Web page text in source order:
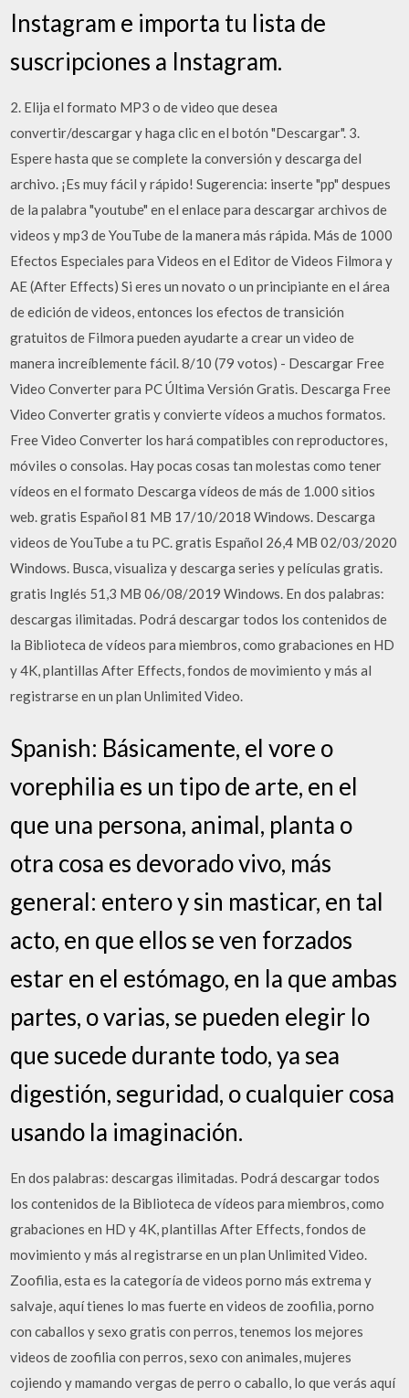
Instagram e importa tu lista de
suscripciones a Instagram.
2. Elija el formato MP3 o de video que desea
convertir/descargar y haga clic en el botón "Descargar". 3.
Espere hasta que se complete la conversión y descarga del
archivo. ¡Es muy fácil y rápido! Sugerencia: inserte "pp" despues
de la palabra "youtube" en el enlace para descargar archivos de
videos y mp3 de YouTube de la manera más rápida. Más de 1000
Efectos Especiales para Videos en el Editor de Videos Filmora y
AE (After Effects) Si eres un novato o un principiante en el área
de edición de videos, entonces los efectos de transición
gratuitos de Filmora pueden ayudarte a crear un video de
manera increíblemente fácil. 8/10 (79 votos) - Descargar Free
Video Converter para PC Última Versión Gratis. Descarga Free
Video Converter gratis y convierte vídeos a muchos formatos.
Free Video Converter los hará compatibles con reproductores,
móviles o consolas. Hay pocas cosas tan molestas como tener
vídeos en el formato Descarga vídeos de más de 1.000 sitios
web. gratis Español 81 MB 17/10/2018 Windows. Descarga
videos de YouTube a tu PC. gratis Español 26,4 MB 02/03/2020
Windows. Busca, visualiza y descarga series y películas gratis.
gratis Inglés 51,3 MB 06/08/2019 Windows. En dos palabras:
descargas ilimitadas. Podrá descargar todos los contenidos de
la Biblioteca de vídeos para miembros, como grabaciones en HD
y 4K, plantillas After Effects, fondos de movimiento y más al
registrarse en un plan Unlimited Video.
Spanish: Básicamente, el vore o
vorephilia es un tipo de arte, en el
que una persona, animal, planta o
otra cosa es devorado vivo, más
general: entero y sin masticar, en tal
acto, en que ellos se ven forzados
estar en el estómago, en la que ambas
partes, o varias, se pueden elegir lo
que sucede durante todo, ya sea
digestión, seguridad, o cualquier cosa
usando la imaginación.
En dos palabras: descargas ilimitadas. Podrá descargar todos
los contenidos de la Biblioteca de vídeos para miembros, como
grabaciones en HD y 4K, plantillas After Effects, fondos de
movimiento y más al registrarse en un plan Unlimited Video.
Zoofilia, esta es la categoría de videos porno más extrema y
salvaje, aquí tienes lo mas fuerte en videos de zoofilia, porno
con caballos y sexo gratis con perros, tenemos los mejores
videos de zoofilia con perros, sexo con animales, mujeres
cojiendo y mamando vergas de perro o caballo, lo que verás aquí